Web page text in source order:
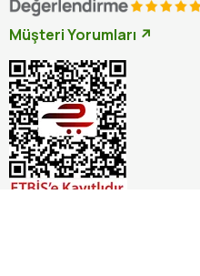
Müşteri Yorumları ↗